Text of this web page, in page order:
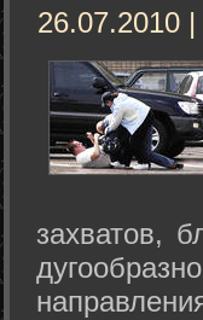
26.07.2010 |
захватов,